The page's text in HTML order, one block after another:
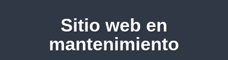
Sitio web en
mantenimiento